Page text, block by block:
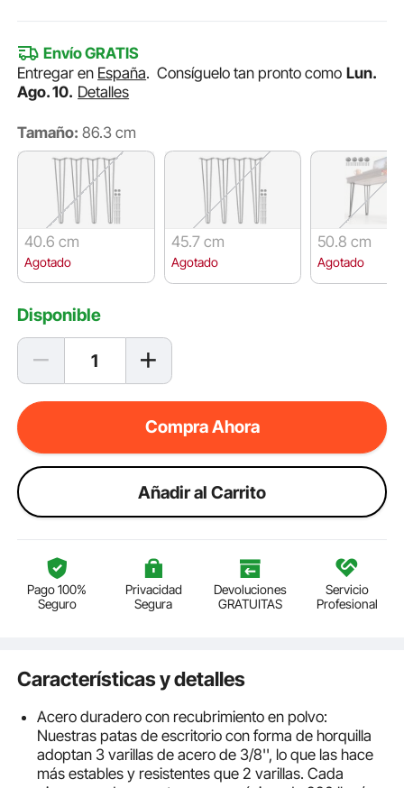
Envío GRATIS
Entregar en España.Consíguelo tan pronto como Lun.
Ago. 10. Detalles
Tamaño: 86.3 cm
40.6 cm
Agotado
45.7 cm
Agotado
50.8 cm
Agotado
Disponible
Compra Ahora
Añadir al Carrito
Pago 100%
Seguro
Privacidad
Segura
Devoluciones
GRATUITAS
Servicio
Profesional
Características y detalles
Acero duradero con recubrimiento en polvo:
Nuestras patas de escritorio con forma de horquilla
adoptan 3 varillas de acero de 3/8'', lo que las hace
más estables y resistentes que 2 varillas. Cada